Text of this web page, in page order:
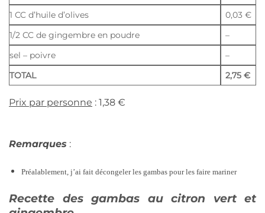
1 CC d’huile d’olives
0,03 €
1/2 CC de gingembre en poudre
–
sel – poivre
–
TOTAL
2,75 €
Prix par personne : 1,38 €
Remarques :
Préalablement, j’ai fait décongeler les gambas pour les faire mariner
Recette des gambas au citron vert et